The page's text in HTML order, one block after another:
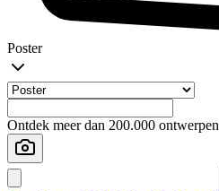
Poster
Ontdek meer dan 200.000